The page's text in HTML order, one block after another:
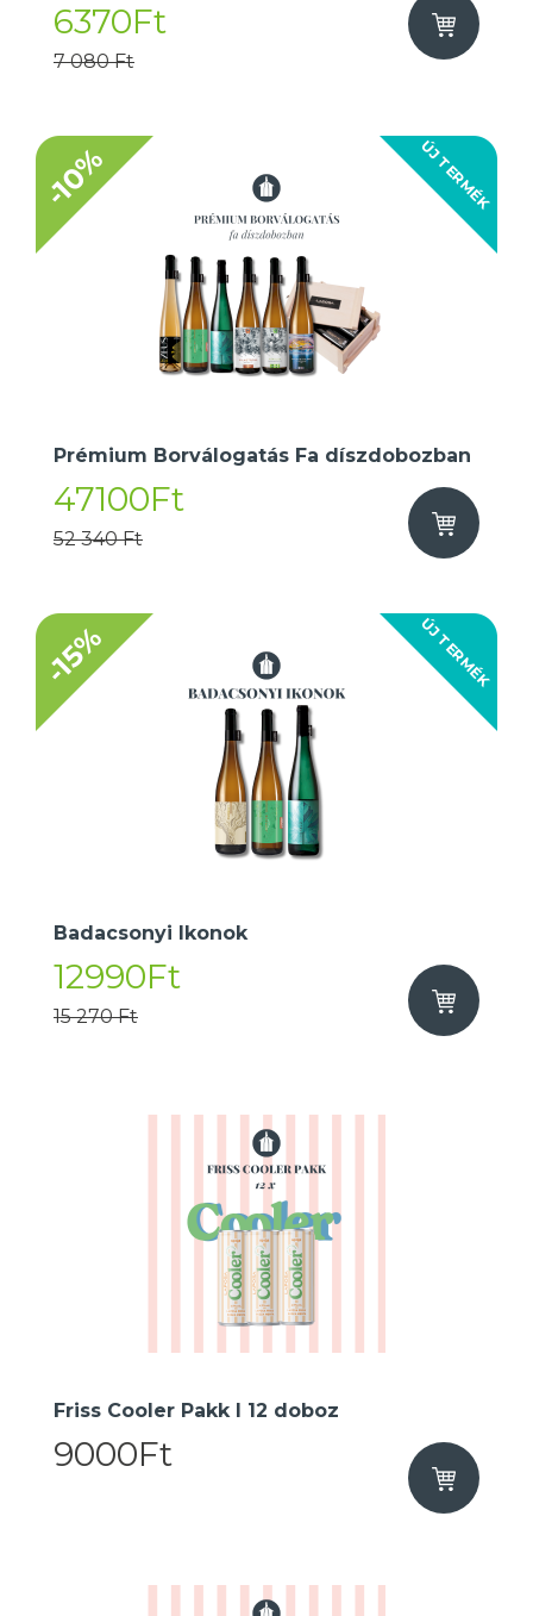
6370Ft
7 080 Ft
ÚJ TERMÉK
-10%
Prémium Borválogatás Fa díszdobozban
47100Ft
52 340 Ft
ÚJ TERMÉK
-15%
Badacsonyi Ikonok
12990Ft
15 270 Ft
Friss Cooler Pakk I 12 doboz
9000Ft